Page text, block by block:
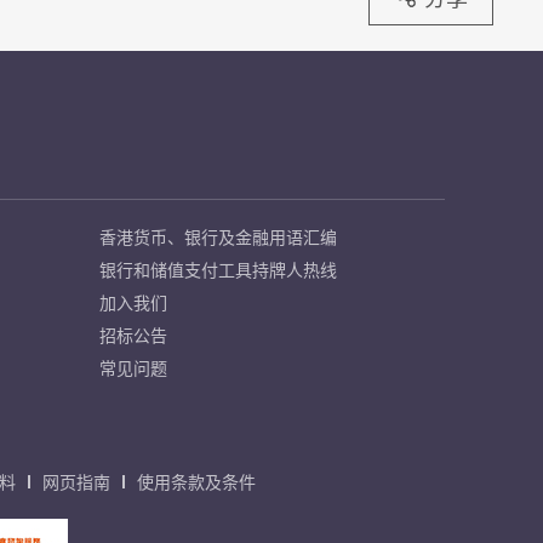
香港货币、银行及金融用语汇编
银行和储值支付工具持牌人热线
加入我们
招标公告
常见问题
网页指南 使用条款及条件